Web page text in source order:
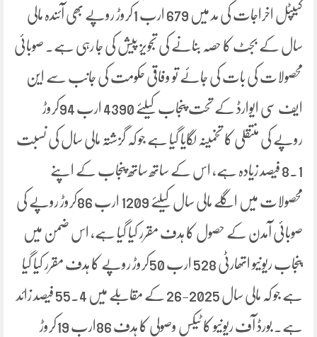
کیپٹل اخراجات کی مد میں 679 ارب 1کروڑ روپے بھی آئندہ مالی
سال کے بجٹ کا حصہ بنانے کی تجویز پیش کی جا رہی ہے۔ صوبائی
محصولات کی بات کی جائے تو وفاقی حکومت کی جانب سے این
ایف سی ایوارڈ کے تحت پنجاب کیلئے 4390 ارب 94کروڑ
روپے کی منتقلی کا تخمینہ لگایا گیا ہے جو کہ گزشتہ مالی سال کی نسبت
8.1 فیصد زیادہ ہے، اس کے ساتھ ساتھ پنجاب کے اپنے
محصولات میں اگلے مالی سال کیلئے 1209 ارب 86کروڑ روپے کی
صوبائی آمدن کے حصول کا ہدف مقرر کیا گیا ہے، اس ضمن میں
پنجاب ریونیو اتھارٹی 528 ارب 50کروڑ روپے کا ہدف مقرر کیا گیا
ہے جو کہ مالی سال 2025-26 کے مقابلے میں 55.4 فیصد زائد
ہے۔ بورڈ آف ریونیو کا ٹیکس وصولی کا ہدف 86ارب 19کروڑ